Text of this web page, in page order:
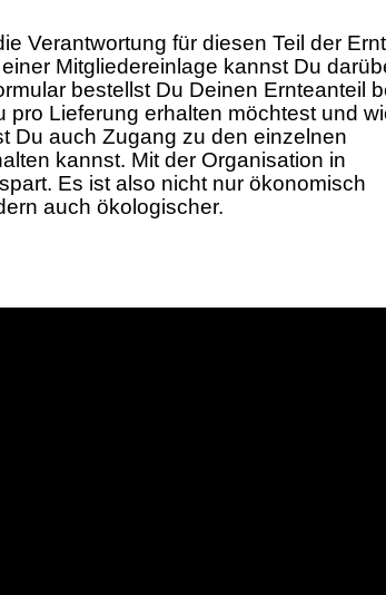
Verantwortung für diesen Teil der
Mitgliedereinlage kannst Du
bestellst Du Deinen Ernteanteil
Lieferung erhalten möchtest und
Du auch Zugang zu den einzelnen
kannst. Mit der Organisation in
Es ist also nicht nur ökonomisch
auch ökologischer.